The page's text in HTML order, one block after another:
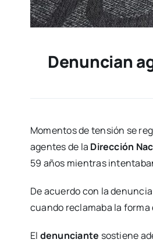
Denuncian
Momentos de tensión se
agentes de la Dirección
59 años mientras
De acuerdo con la
cuando reclamaba la forma
El denunciante sostiene